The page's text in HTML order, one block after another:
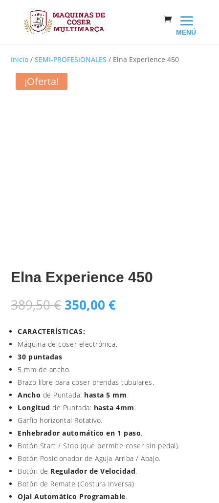
Inicio /SEMI-PROFESIONALES / Elna Experience 450
¡Oferta!
Elna Experience 450
389,50€ El
precio
original
era:
389,50 €.
350,00€El
350,00 €.
CARACTERÍSTICAS:
Máquina de coser electrónica.
30 puntadas
5 mm de ancho.
Brazo libre para coser prendas tubulares.
Ancho de Puntada: hasta 5 mm.
Longitud de Puntada: hasta 4mm.
Garfio horizontal Rotativo.
Enhebrador automático en 1 paso.
Botón Start / Stop (que permite coser sin pedal).
Botón Posicionador de Aguja Arriba / Abajo.
Botón de Regulador de Velocidad.
Botón de Remate (Costura Inversa)
Ojal Automático Programable.